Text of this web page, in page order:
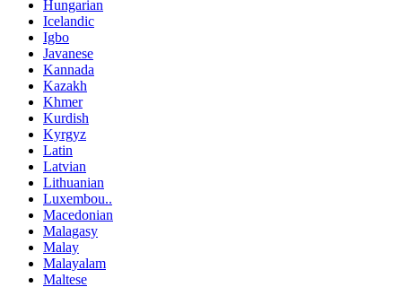
Hungarian
Icelandic
Igbo
Javanese
Kannada
Kazakh
Khmer
Kurdish
Kyrgyz
Latin
Latvian
Lithuanian
Luxembou..
Macedonian
Malagasy
Malay
Malayalam
Maltese